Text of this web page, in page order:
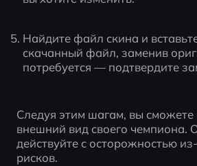
Найдите файл скина и
скачанный файл, заменив
потребуется — подтвердите
Следуя этим шагам, вы сможете
внешний вид своего чемпиона.
действуйте с осторожностью
рисков.